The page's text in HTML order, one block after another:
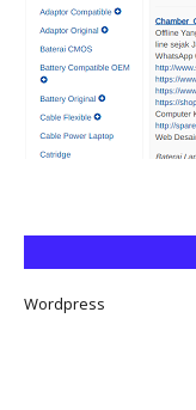
Wordpress